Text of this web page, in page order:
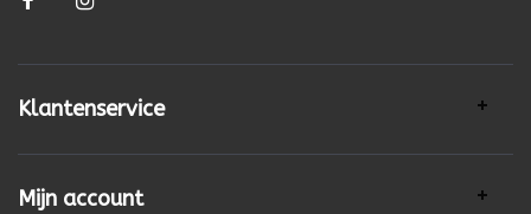
Klantenservice
Mijn account